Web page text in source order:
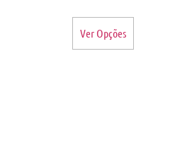
Ver Opções